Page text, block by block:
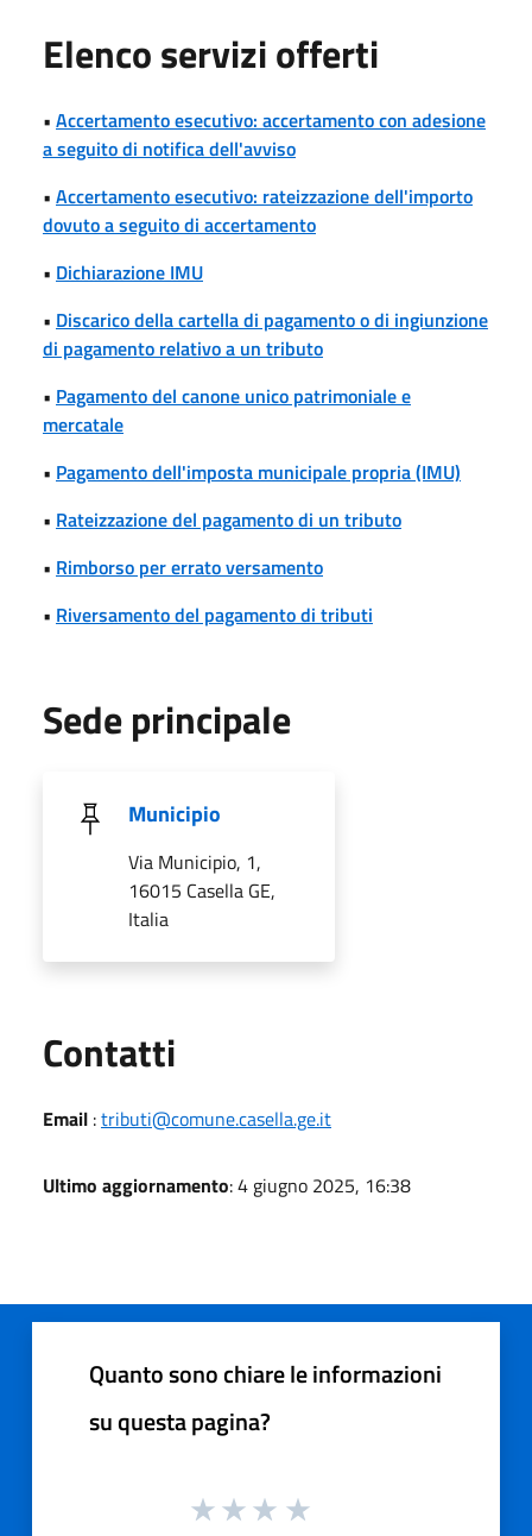
Elenco servizi offerti
• Accertamento esecutivo: accertamento con adesione
a seguito di notifica dell'avviso
• Accertamento esecutivo: rateizzazione dell'importo
dovuto a seguito di accertamento
• Dichiarazione IMU
• Discarico della cartella di pagamento o di ingiunzione
di pagamento relativo a un tributo
• Pagamento del canone unico patrimoniale e
mercatale
• Pagamento dell'imposta municipale propria (IMU)
• Rateizzazione del pagamento di un tributo
• Rimborso per errato versamento
• Riversamento del pagamento di tributi
Sede principale
Municipio
Via Municipio, 1,
16015 Casella GE,
Italia
Contatti
Email :tributi@comune.casella.ge.it
Ultimo aggiornamento: 4 giugno 2025, 16:38
Quanto sono chiare le informazioni
su questa pagina?